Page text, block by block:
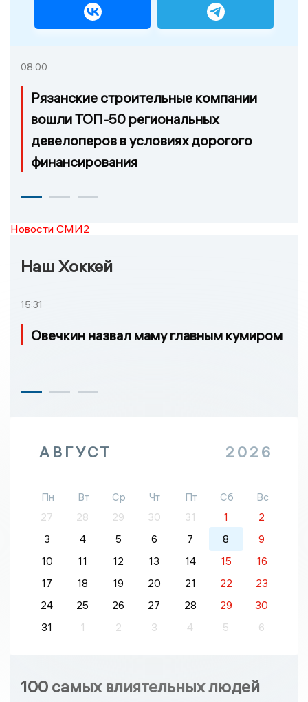
08:00
Рязанские строительные компании
вошли ТОП-50 региональных
девелоперов в условиях дорогого
финансирования
Новости СМИ2
Наш Хоккей
15:31
Овечкин назвал маму главным кумиром
АВГУСТ 2026
Пн Вт Ср Чт Пт Сб
Вс
27
28 29 30 31 1
2
3
4 5 6 7 8
9
10
11 12 13 14 15
16
17
18 19 20 21 22
23
24
25 26 27 28 29
30
31
1 2 3 4 5 6
100 самых влиятельных людей